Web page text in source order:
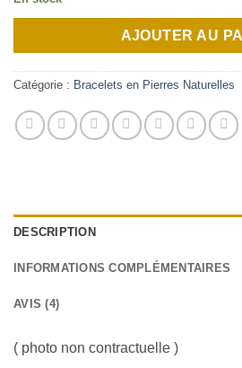
AJOUTER AU
Catégorie : Bracelets en Pierres Naturelles
DESCRIPTION
INFORMATIONS COMPLÉMENTAIRES
AVIS (4)
( photo non contractuelle )